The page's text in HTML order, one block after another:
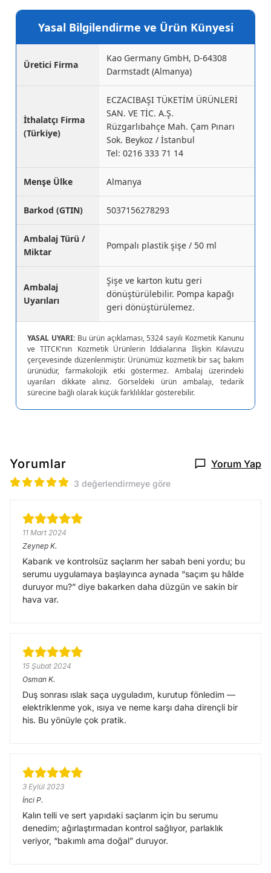
Yasal Bilgilendirme ve Ürün Künyesi
Üretici Firma
Kao Germany GmbH, D-64308
Darmstadt (Almanya)
İthalatçı Firma
(Türkiye)
ECZACIBAŞI TÜKETİM ÜRÜNLERİ
SAN. VE TİC. A.Ş.
Rüzgarlıbahçe Mah. Çam Pınarı
Sok. Beykoz / İstanbul
Tel: 0216 333 71 14
Menşe Ülke Almanya
Barkod (GTIN) 5037156278293
Ambalaj Türü /
Miktar
Pompalı plastik şişe / 50 ml
Ambalaj
Uyarıları
Şişe ve karton kutu geri
dönüştürülebilir. Pompa kapağı
geri dönüştürülemez.
YASAL UYARI:Bu ürün açıklaması, 5324 sayılı Kozmetik Kanunu
ve TİTCK'nın Kozmetik Ürünlerin İddialarına İlişkin Kılavuzu
çerçevesinde düzenlenmiştir. Ürünümüz kozmetik bir saç bakım
ürünüdür, farmakolojik etki göstermez. Ambalaj üzerindeki
uyarıları dikkate alınız. Görseldeki ürün ambalajı, tedarik
sürecine bağlı olarak küçük farklılıklar gösterebilir.
Yorumlar Yorum Yap
3 değerlendirmeye göre
11 Mart 2024
Zeynep K.
Kabarık ve kontrolsüz saçlarım her sabah beni yordu; bu
serumu uygulamaya başlayınca aynada “saçım şu hâlde
duruyor mu?” diye bakarken daha düzgün ve sakin bir
hava var.
15 Şubat 2024
Osman K.
Duş sonrası ıslak saça uyguladım, kurutup fönledim —
elektriklenme yok, ısıya ve neme karşı daha dirençli bir
his. Bu yönüyle çok pratik.
3 Eylül 2023
İnci P.
Kalın telli ve sert yapıdaki saçlarım için bu serumu
denedim; ağırlaştırmadan kontrol sağlıyor, parlaklık
veriyor, “bakımlı ama doğal” duruyor.